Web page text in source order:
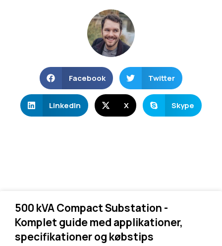
Facebook Twitter
LinkedIn X Skype
500 kVA Compact Substation -
Komplet guide med applikationer,
specifikationer og købstips